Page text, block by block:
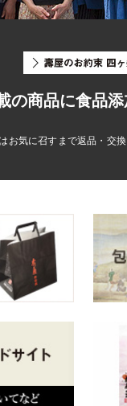
の商品に食品
お気に召すまで返品・交換